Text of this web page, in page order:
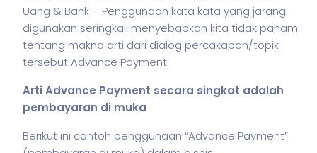
Uang & Bank – Penggunaan kata kata yang jarang
digunakan seringkali menyebabkan kita tidak paham
tentang makna arti dari dialog percakapan/topik
tersebut Advance Payment
Arti Advance Payment secara singkat adalah
pembayaran di muka
Berikut ini contoh penggunaan “Advance Payment”